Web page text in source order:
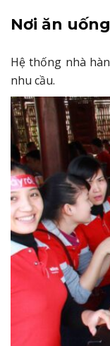
Nơi ăn
Hệ thống nhà
nhu cầu.